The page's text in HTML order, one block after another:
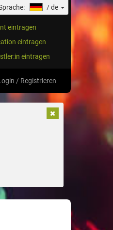
/de
eintragen
eintragen
eintragen
/ Registrieren